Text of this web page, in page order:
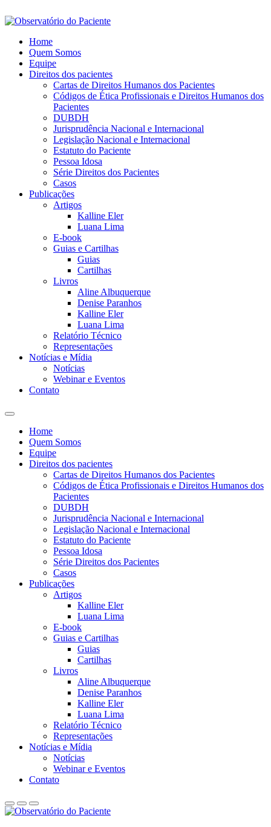
Home
Quem Somos
Equipe
Direitos dos pacientes
Cartas de Direitos Humanos dos Pacientes
Códigos de Ética Profissionais e Direitos Humanos dos
Pacientes
DUBDH
Jurisprudência Nacional e Internacional
Legislação Nacional e Internacional
Estatuto do Paciente
Pessoa Idosa
Série Direitos dos Pacientes
Casos
Publicações
Artigos
Kalline Eler
Luana Lima
E-book
Guias e Cartilhas
Guias
Cartilhas
Livros
Aline Albuquerque​
Denise Paranhos​
Kalline Eler​
Luana Lima
Relatório Técnico
Representações
Notícias e Mídia
Notícias
Webinar e Eventos
Contato
Home
Quem Somos
Equipe
Direitos dos pacientes
Cartas de Direitos Humanos dos Pacientes
Códigos de Ética Profissionais e Direitos Humanos dos
Pacientes
DUBDH
Jurisprudência Nacional e Internacional
Legislação Nacional e Internacional
Estatuto do Paciente
Pessoa Idosa
Série Direitos dos Pacientes
Casos
Publicações
Artigos
Kalline Eler
Luana Lima
E-book
Guias e Cartilhas
Guias
Cartilhas
Livros
Aline Albuquerque​
Denise Paranhos​
Kalline Eler​
Luana Lima
Relatório Técnico
Representações
Notícias e Mídia
Notícias
Webinar e Eventos
Contato